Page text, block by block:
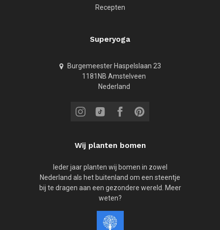
Recepten
Superyoga
Burgemeester Haspelslaan 23
1181NB Amstelveen
Nederland
Wij planten bomen
Ieder jaar planten wij bomen in zowel
Nederland als het buitenland om een steentje
bij te dragen aan een gezondere wereld. Meer
weten?